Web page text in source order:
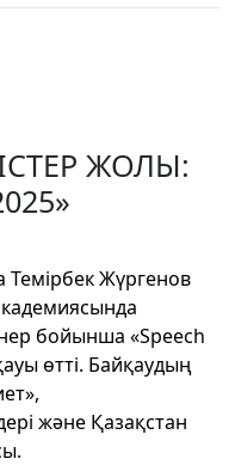
ЖОЛЫ:
Жүргенов
бойынша «Speech
өтті. Байқаудың
және Қазақстан